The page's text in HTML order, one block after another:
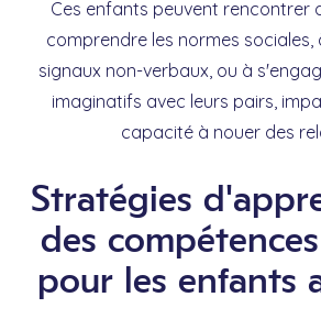
Ces enfants peuvent rencontrer
comprendre les normes sociales,
signaux non-verbaux, ou à
imaginatifs avec leurs pairs,
capacité à nouer des
Stratégies
des
pour les enfants